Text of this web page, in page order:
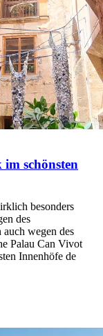
schönsten
besonders
des
wegen des
Palau Can Vivot
Innenhöfe de